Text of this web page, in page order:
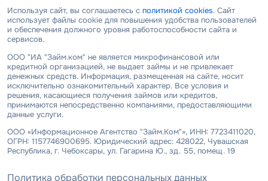
Используя сайт, вы соглашаетесь с политикой cookies. Сайт
использует файлы cookie для повышения удобства пользователей
и обеспечения должного уровня работоспособности сайта и
сервисов.
ООО "ИА "Займ.ком" не является микрофинансовой или
кредитной организацией, не выдает займы и не привлекает
денежных средств. Информация, размещенная на сайте, носит
исключительно ознакомительный характер. Все условия и
решения, касающиеся получения займов или кредитов,
принимаются непосредственно компаниями, предоставляющими
данные услуги.
ООО «Информационное Агентство "Займ.Ком"», ИНН: 7723411020,
ОГРН: 1157746900695. Юридический адрес: 428022, Чувашская
Республика, г. Чебоксары, ул. Гагарина Ю., зд. 55, помещ. 19
Политика обработки персональных данных